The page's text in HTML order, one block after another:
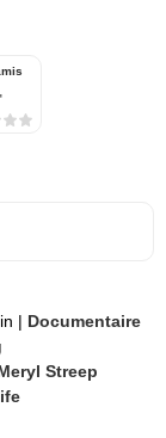
| Documentaire
Streep